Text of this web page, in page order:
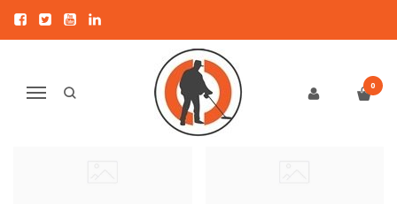
Navigacija
0
NAUJAUSIOS PREKĖS